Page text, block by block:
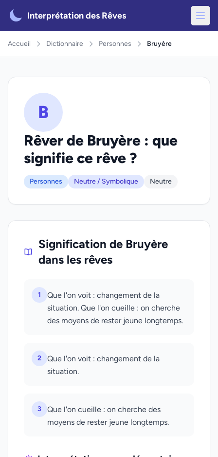
Interprétation des Rêves
Accueil Dictionnaire Personnes Bruyère
B
Rêver de Bruyère : que
signifie ce rêve ?
Personnes Neutre / Symbolique Neutre
Signification de Bruyère
dans les rêves
1
Que l'on voit : changement de la
situation. Que l'on cueille : on cherche
des moyens de rester jeune longtemps.
2
Que l'on voit : changement de la
situation.
3
Que l'on cueille : on cherche des
moyens de rester jeune longtemps.